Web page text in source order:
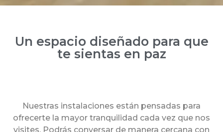
Un espacio diseñado para que
te sientas en paz
Nuestras instalaciones están pensadas para
ofrecerte la mayor tranquilidad cada vez que nos
visites. Podrás conversar de manera cercana con